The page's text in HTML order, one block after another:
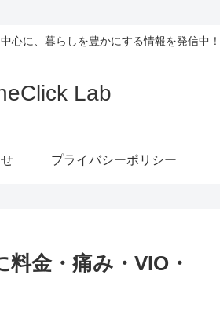
心に、暮らしを豊かにする情報を発信中！
Lab
プライバシーポリシー
金・痛み・VIO・